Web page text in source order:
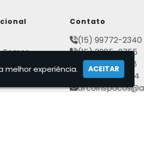
Projeto de Perfuração de Poços
Licença de Poço Artesiano
Poço
de Poço Artesiano Poços Artesianos
Outorga Poços
Conserto de Bombas de Poço Artesiano
Somos
Contato
(15) 99772-2340
(15) 3285-2755
(15) 3282-2568
(15) 99802-7184
melhor experiência. ACEITAR